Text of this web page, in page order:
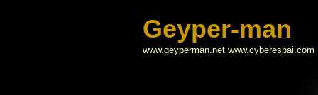
Geyper-man
www.geyperman.net www.cyberespai.com